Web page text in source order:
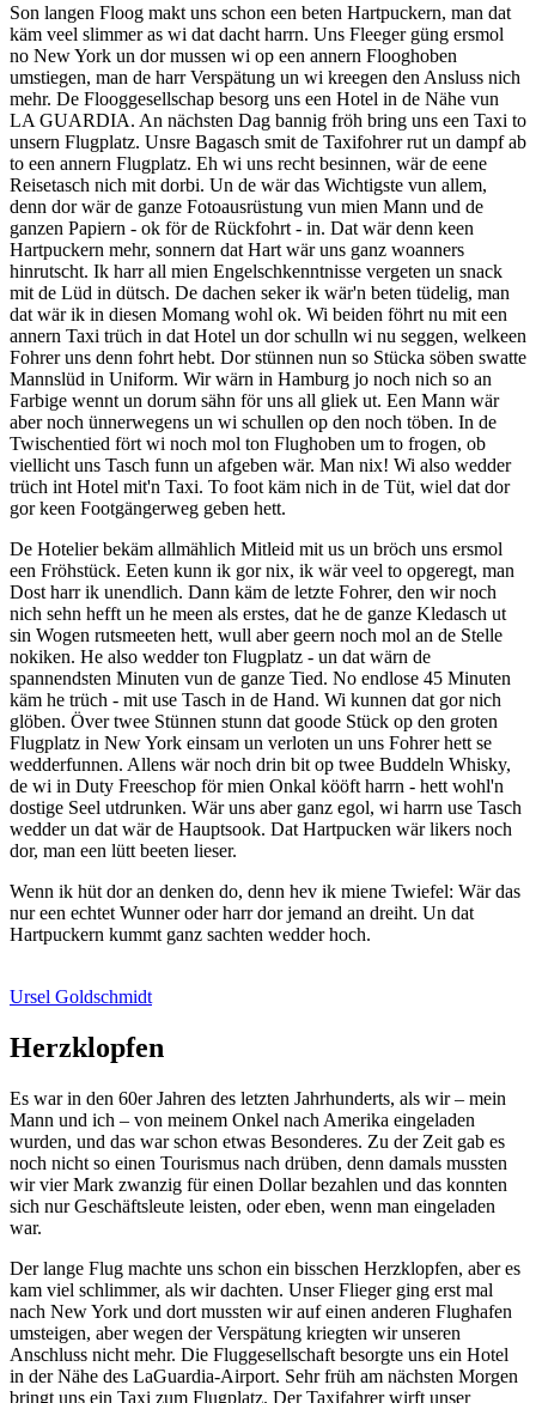
Son langen Floog makt uns schon een beten Hartpuckern, man dat
käm veel slimmer as wi dat dacht harrn. Uns Fleeger güng ersmol
no New York un dor mussen wi op een annern Flooghoben
umstiegen, man de harr Verspätung un wi kreegen den Ansluss nich
mehr. De Flooggesellschap besorg uns een Hotel in de Nähe vun
LA GUARDIA. An nächsten Dag bannig fröh bring uns een Taxi to
unsern Flugplatz. Unsre Bagasch smit de Taxifohrer rut un dampf ab
to een annern Flugplatz. Eh wi uns recht besinnen, wär de eene
Reisetasch nich mit dorbi. Un de wär das Wichtigste vun allem,
denn dor wär de ganze Fotoausrüstung vun mien Mann und de
ganzen Papiern - ok för de Rückfohrt - in. Dat wär denn keen
Hartpuckern mehr, sonnern dat Hart wär uns ganz woanners
hinrutscht. Ik harr all mien Engelschkenntnisse vergeten un snack
mit de Lüd in dütsch. De dachen seker ik wär'n beten tüdelig, man
dat wär ik in diesen Momang wohl ok. Wi beiden föhrt nu mit een
annern Taxi trüch in dat Hotel un dor schulln wi nu seggen, welkeen
Fohrer uns denn fohrt hebt. Dor stünnen nun so Stücka söben swatte
Mannslüd in Uniform. Wir wärn in Hamburg jo noch nich so an
Farbige wennt un dorum sähn för uns all gliek ut. Een Mann wär
aber noch ünnerwegens un wi schullen op den noch töben. In de
Twischentied fört wi noch mol ton Flughoben um to frogen, ob
viellicht uns Tasch funn un afgeben wär. Man nix! Wi also wedder
trüch int Hotel mit'n Taxi. To foot käm nich in de Tüt, wiel dat dor
gor keen Footgängerweg geben hett.
De Hotelier bekäm allmählich Mitleid mit us un bröch uns ersmol
een Fröhstück. Eeten kunn ik gor nix, ik wär veel to opgeregt, man
Dost harr ik unendlich. Dann käm de letzte Fohrer, den wir noch
nich sehn hefft un he meen als erstes, dat he de ganze Kledasch ut
sin Wogen rutsmeeten hett, wull aber geern noch mol an de Stelle
nokiken. He also wedder ton Flugplatz - un dat wärn de
spannendsten Minuten vun de ganze Tied. No endlose 45 Minuten
käm he trüch - mit use Tasch in de Hand. Wi kunnen dat gor nich
glöben. Över twee Stünnen stunn dat goode Stück op den groten
Flugplatz in New York einsam un verloten un uns Fohrer hett se
wedderfunnen. Allens wär noch drin bit op twee Buddeln Whisky,
de wi in Duty Freeschop för mien Onkal kööft harrn - hett wohl'n
dostige Seel utdrunken. Wär uns aber ganz egol, wi harrn use Tasch
wedder un dat wär de Hauptsook. Dat Hartpucken wär likers noch
dor, man een lütt beeten lieser.
Wenn ik hüt dor an denken do, denn hev ik miene Twiefel: Wär das
nur een echtet Wunner oder harr dor jemand an dreiht. Un dat
Hartpuckern kummt ganz sachten wedder hoch.
Ursel Goldschmidt
Herzklopfen
Es war in den 60er Jahren des letzten Jahrhunderts, als wir – mein
Mann und ich – von meinem Onkel nach Amerika eingeladen
wurden, und das war schon etwas Besonderes. Zu der Zeit gab es
noch nicht so einen Tourismus nach drüben, denn damals mussten
wir vier Mark zwanzig für einen Dollar bezahlen und das konnten
sich nur Geschäftsleute leisten, oder eben, wenn man eingeladen
war.
Der lange Flug machte uns schon ein bisschen Herzklopfen, aber es
kam viel schlimmer, als wir dachten. Unser Flieger ging erst mal
nach New York und dort mussten wir auf einen anderen Flughafen
umsteigen, aber wegen der Verspätung kriegten wir unseren
Anschluss nicht mehr. Die Fluggesellschaft besorgte uns ein Hotel
in der Nähe des LaGuardia-Airport. Sehr früh am nächsten Morgen
bringt uns ein Taxi zum Flugplatz. Der Taxifahrer wirft unser